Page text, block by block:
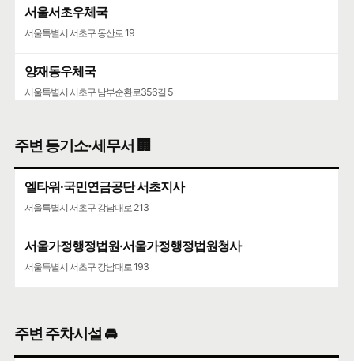
서울서초우체국
서울특별시 서초구 동산로 19
양재동우체국
서울특별시 서초구 남부순환로356길 5
서울특별시 서초구 강남대로 193
주변 등기소·세무서 🏢
엘타워·국민연금공단 서초지사
서울특별시 서초구 강남대로 213
서울가정행정법원·서울가정행정법원청사
서울특별시 서초구 강남대로 193
주변 주차시설 🚘